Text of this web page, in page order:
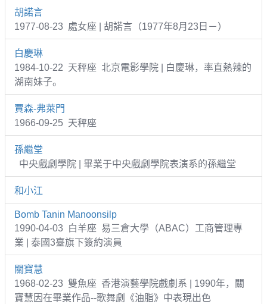
胡諾言
1977-08-23 處女座 | 胡諾言（1977年8月23日－）
白慶琳
1984-10-22 天秤座 北京電影學院 | 白慶琳，率直熱辣的
湖南妹子。
賈森-弗萊門
1966-09-25 天秤座
孫繼堂
中央戲劇學院 | 畢業于中央戲劇學院表演系的孫繼堂
和小江
Bomb Tanin Manoonsilp
1990-04-03 白羊座 易三倉大學（ABAC）工商管理專
業 | 泰國3臺旗下簽約演員
關寶慧
1968-02-23 雙魚座 香港演藝學院戲劇系 | 1990年，關
寶慧因在畢業作品--歌舞劇《油脂》中表現出色